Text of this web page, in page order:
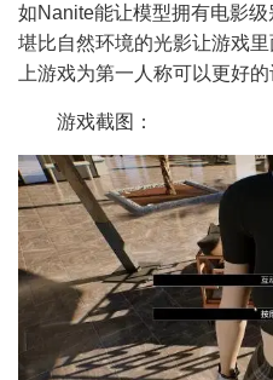
如Nanite能让模型拥有电影
堪比自然环境的光影让游戏
上游戏为第一人称可以更好
游戏截图：